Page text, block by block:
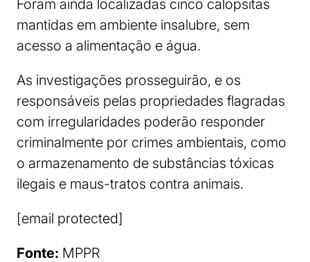
Foram ainda localizadas cinco calopsitas
mantidas em ambiente insalubre, sem
acesso a alimentação e água.
As investigações prosseguirão, e os
responsáveis pelas propriedades flagradas
com irregularidades poderão responder
criminalmente por crimes ambientais, como
o armazenamento de substâncias tóxicas
ilegais e maus-tratos contra animais.
[email protected]
Fonte: MPPR